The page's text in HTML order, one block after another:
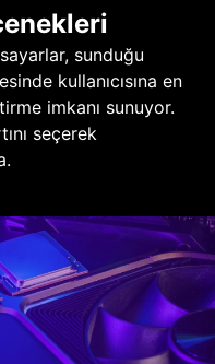
sunduğu
kullanıcısına en
imkanı sunuyor.
seçerek